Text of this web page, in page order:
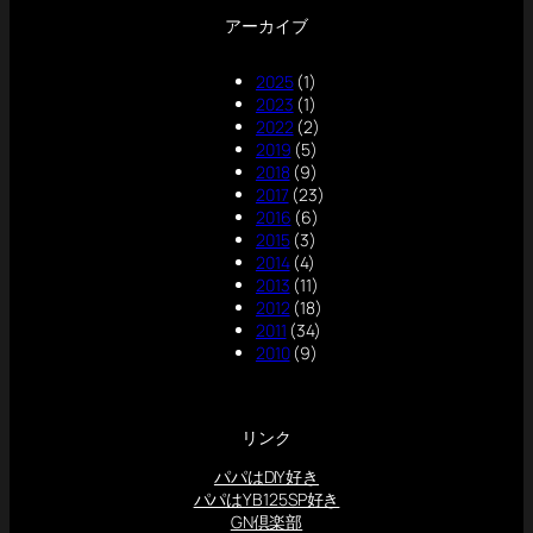
アーカイブ
2025(1)
2023 (1)
2022(2)
2019 (5)
2018(9)
2017(23)
2016 (6)
2015(3)
2014(4)
2013 (11)
2012(18)
2011 (34)
2010(9)
リンク
パパはDIY好き
パパはYB125SP好き
GN倶楽部